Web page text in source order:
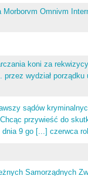
Omnivm
koni za
wydział porządku
sądów
przywieść do
9 go [...] czerwca
Samorządnych